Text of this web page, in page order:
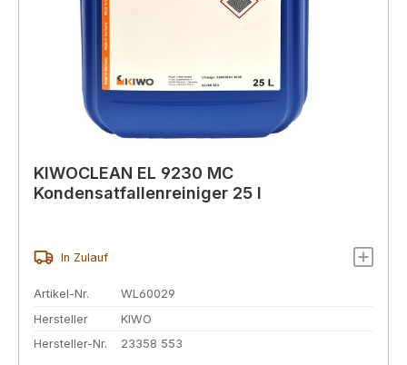
KIWOCLEAN EL 9230 MC
Kondensatfallenreiniger 25 l
In Zulauf
Artikel-Nr.
WL60029
Hersteller
KIWO
Hersteller-Nr.
23358 553